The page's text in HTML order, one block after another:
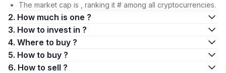
The market cap is , ranking it # among all cryptocurrencies.
2. How much is one ?
3. How to invest in ?
4. Where to buy ?
5. How to buy ?
6. How to sell ?